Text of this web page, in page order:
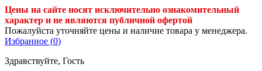
Цены на сайте носят исключительно ознакомительный
характер и не являются публичной офертой
Пожалуйста уточняйте цены и наличие товара у менеджера.
Избранное (0)
Здравствуйте, Гость